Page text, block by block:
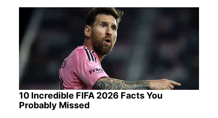
10 Incredible FIFA 2026 Facts You
Probably Missed